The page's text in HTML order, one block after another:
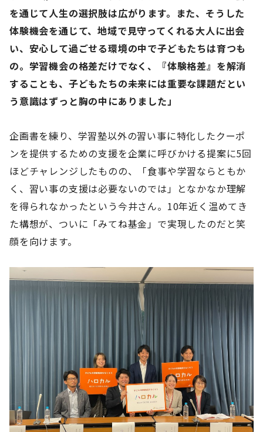
を通じて人生の選択肢は広がります。また、そうした
体験機会を通じて、地域で見守ってくれる大人に出会
い、安心して過ごせる環境の中で子どもたちは育つも
の。学習機会の格差だけでなく、『体験格差』を解消
することも、子どもたちの未来には重要な課題だとい
う意識はずっと胸の中にありました」
企画書を練り、学習塾以外の習い事に特化したクーポ
ンを提供するための支援を企業に呼びかける提案に5回
ほどチャレンジしたものの、「食事や学習ならともか
く、習い事の支援は必要ないのでは」となかなか理解
を得られなかったという今井さん。10年近く温めてき
た構想が、ついに「みてね基金」で実現したのだと笑
顔を向けます。